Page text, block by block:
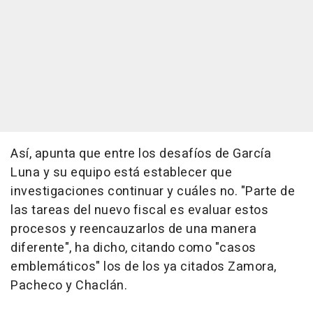
Así, apunta que entre los desafíos de García
Luna y su equipo está establecer que
investigaciones continuar y cuáles no. "Parte de
las tareas del nuevo fiscal es evaluar estos
procesos y reencauzarlos de una manera
diferente", ha dicho, citando como "casos
emblemáticos" los de los ya citados Zamora,
Pacheco y Chaclán.